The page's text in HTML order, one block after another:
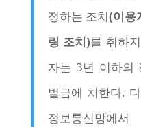
정하는 조치(이용
링 조치)를 취하
자는 3년 이하의
벌금에 처한다.
정보통신망에서